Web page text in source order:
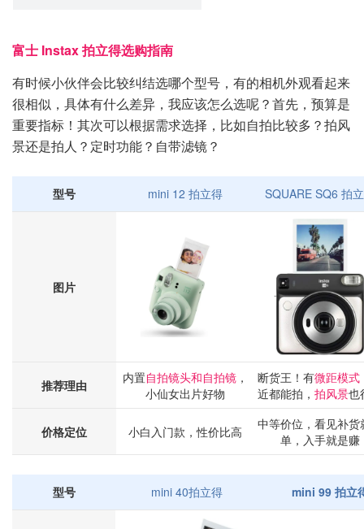
富士 Instax 拍立得选购指南
有时候小伙伴会比较纠结选哪个型号，有的相机外观看起来
很相似，具体有什么差异，我应该怎么选呢？首先，预算是
重要指标！其次可以根据需求选择，比如自拍比较多？拍风
景还是拍人？定时功能？自带滤镜？
型号 mini 12 拍立得 SQUARE SQ6 拍
图片
推荐理由 内置自拍镜头和自拍镜，
小仙女出片好物
断货王！有微距模式
近都能拍， 拍风景也
价格定位 小白入门款，性价比高
中等价位，看见补货
单，入手就是赚
型号 mini 40拍立得 mini 99 拍立